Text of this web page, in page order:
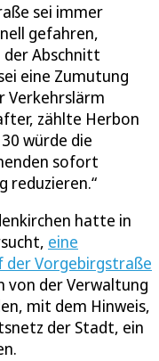
sei immer
gefahren,
der Abschnitt
eine Zumutung
Verkehrslärm
zählte Herbon
würde die
sofort
reduzieren.“
hatte in
eine
der Vorgebirgstraße
von der Verwaltung
mit dem Hinweis,
der Stadt, ein